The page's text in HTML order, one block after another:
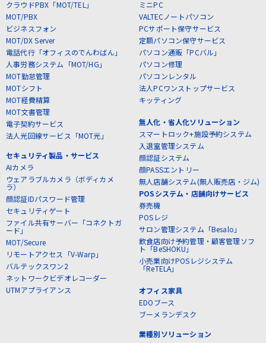
クラウドPBX「MOT/TEL」
MOT/PBX
ビジネスフォン
MOT/DX Server
電話代行「オフィスのでんわばん」
人事労務システム「MOT/HG」
MOT勤怠管理
MOTシフト
MOT経費精算
MOT文書管理
電子契約サービス
法人光回線サービス「MOT光」
セキュリティ製品・サービス
AIカメラ
ウェアラブルカメラ（ボディカメ
ラ）
顔認証IDパスワード管理
セキュリティゲート
ファイル共有サーバー「コネクトガ
ード」
MOT/Secure
リモートアクセス「V-Warp」
バルテックスワン2
ネットワークビデオレコーダー
UTMアプライアンス
ミニPC
VALTECノートパソコン
PCサポート保守サービス
定額パソコン保守サービス
パソコン通販「PCバル」
パソコン修理
パソコンレンタル
法人PCワンストップサービス
キッティング
無人化・省人化ソリューション
スマートロック+施設予約システム
入退室管理システム
顔認証システム
顔PASSエントリー
無人店舗システム(無人販売店・ジム)
POSシステム・店舗向けサービス
券売機
POSレジ
サロン管理システム「Besalo」
飲食店向け予約管理・顧客管理ソフ
ト「BeSHOKU」
小売業向けPOSレジシステム
「ReTELA」
オフィス家具
EDOブース
ブーメランデスク
業種別ソリューション